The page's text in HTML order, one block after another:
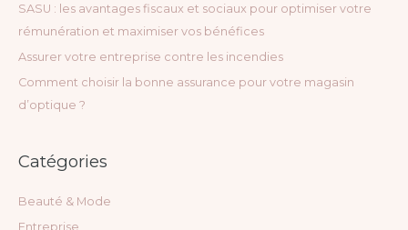
e
r
:
SASU : les avantages fiscaux et sociaux pour optimiser votre
rémunération et maximiser vos bénéfices
Assurer votre entreprise contre les incendies
Comment choisir la bonne assurance pour votre magasin
d’optique ?
Catégories
Beauté & Mode
Entreprise